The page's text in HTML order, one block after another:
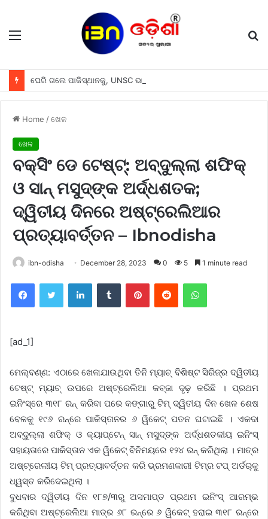
Menu
Home /ଖେଳ
ଖେଳ
ବକ୍ସିିଂ ଡେ ଟେଷ୍ଟ୍‌: ଅବ୍‌ଦୁଲ୍ଲା ଶଫିକ୍
ଓ ସାନ୍ ମସୁଦ୍‌ଙ୍କ ଅର୍ଦ୍ଧଶତକ;
ଦ୍ୱିତୀୟ ଦିନରେ ଅଷ୍ଟ୍ରେଲିଆର
ପ୍ରତ୍ୟାବର୍ତ୍ତନ – Ibnodisha
ibn-odisha December 28, 2023 0 5 1 minute read
FacebookTwitter LinkedInTumblr PinterestReddit WhatsApp
[ad_1]
ମେଲ୍‌ବଣ୍ଣ: ଏଠାରେ ଖେଳାଯାଉଥିବା ତିନି ମ୍ୟାଚ୍ ବିଶିଷ୍ଟ ସିରିଜ୍‌ର ଦ୍ୱିତୀୟ
ଟେଷ୍ଟ୍ ମ୍ୟାଚ୍ ଉପରେ ଅଷ୍ଟ୍ରେଲିଆ କବ୍‌ଜା ଦୃଢ଼ କରିଛି । ପ୍ରଥମ
ଇନିଂସ୍‌ରେ ୩୧୮ ରନ୍ କରିବା ପରେ କଙ୍ଗାରୁ ଟିମ୍ ଦ୍ୱିତୀୟ ଦିନ ଖେଳ ଶେଷ
ବେଳକୁ ୧୯୬ ରନ୍‌ରେ ପାକିସ୍ତାନର ୬ ୱିକେଟ୍ ପତନ ଘଟାଇଛି । ଏକଦା
ଅବ୍‌ଦୁଲ୍ଲା ଶଫିକ୍ ଓ କ୍ୟାପ୍‌ଟେନ୍ ସାନ୍ ମସୁଦ୍‌ଙ୍କ ଅର୍ଦ୍ଧଶତକୀୟ ଇନିଂସ୍
ସହାୟତାରେ ପାକିସ୍ତାନ ଏକ ୱିକେଟ୍ ବିନିମୟରେ ୧୨୪ ରନ୍ କରିଥିଲା । ମାତ୍ର
ଅଷ୍ଟ୍ରେଲୀୟ ଟିମ୍ ପ୍ରତ୍ୟାବର୍ତ୍ତନ କରି ଭ୍ରମଣକାରୀ ଟିମ୍‌ର ଟପ୍ ଅର୍ଡର୍‌କୁ
ଧ୍ୱସ୍ତ କରିଦେଇଥିଲା ।
ବୁଧବାର ଦ୍ୱିତୀୟ ଦିନ ୧୮୭/୩ରୁ ଅସମାପ୍ତ ପ୍ରଥମ ଇନିଂସ୍ ଆରମ୍ଭ
କରିଥିବା ଅଷ୍ଟ୍ରେଲିଆ ମାତ୍ର ୬୮ ରନ୍‌ରେ ୬ ୱିକେଟ୍ ହରାଇ ୩୧୮ ରନ୍‌ରେ